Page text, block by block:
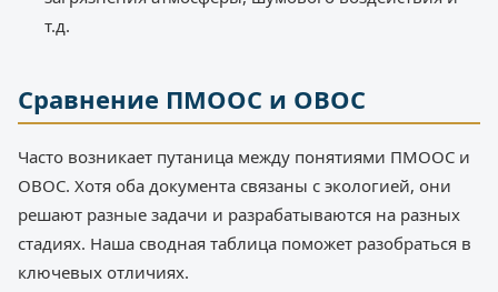
т.д.
Сравнение ПМООС и ОВОС
Часто возникает путаница между понятиями ПМООС и
ОВОС. Хотя оба документа связаны с экологией, они
решают разные задачи и разрабатываются на разных
стадиях. Наша сводная таблица поможет разобраться в
ключевых отличиях.